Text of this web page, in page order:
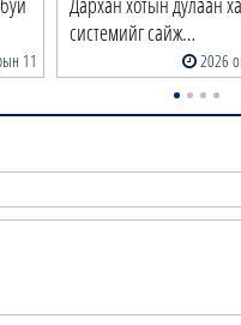
11
системийг сайж…
2026